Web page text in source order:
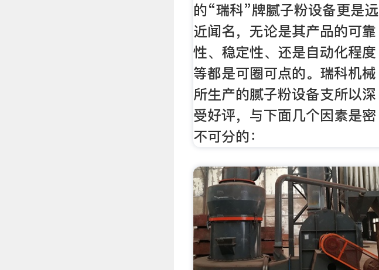
的“瑞科”牌腻子粉设备更是远
近闻名，无论是其产品的可靠
性、稳定性、还是自动化程度
等都是可圈可点的。瑞科机械
所生产的腻子粉设备支所以深
受好评，与下面几个因素是密
不可分的：